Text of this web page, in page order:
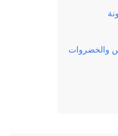
والخضروات